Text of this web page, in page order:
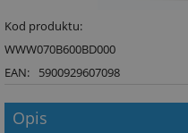
Kod produktu:
WWW070B600BD000
EAN:
5900929607098
Opis